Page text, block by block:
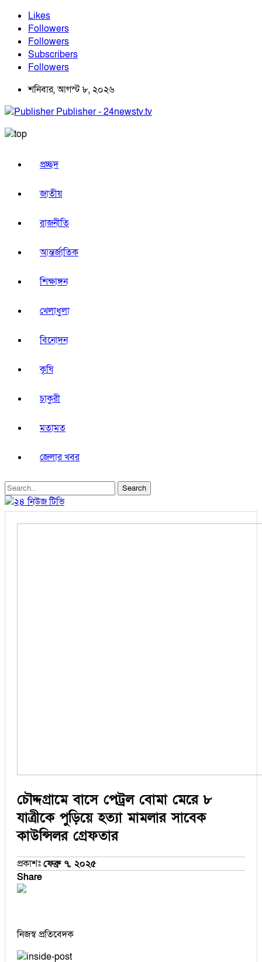
Likes
Followers
Followers
Subscribers
Followers
শনিবার, আগস্ট ৮, ২০২৬
Publisher - 24newstv.tv
প্রচ্ছদ
জাতীয়
রাজনীতি
আন্তর্জাতিক
শিক্ষাঙ্গন
খেলাধুলা
বিনোদন
কৃষি
চাকুরী
মতামত
জেলার খবর
চৌদ্দগ্রামে বাসে পেট্রল বোমা মেরে ৮
যাত্রীকে পুড়িয়ে হত্যা মামলার সাবেক
কাউন্সিলর গ্রেফতার
প্রকাশঃফেব্রু ৭, ২০২৫
Share
নিজস্ব প্রতিবেদক